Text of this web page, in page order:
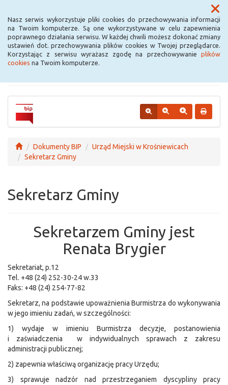
Nasz serwis wykorzystuje pliki cookies do przechowywania informacji
na Twoim komputerze. Są one wykorzystywane w celu zapewnienia
poprawnego działania serwisu. W każdej chwili możesz dokonać zmiany
ustawień dot. przechowywania plików cookies w Twojej przeglądarce.
Korzystając z serwisu wyrażasz zgodę na przechowywanie plików
cookies na Twoim komputerze.
Menu
Urząd Miejski w
Krośniewicach
Dokumenty BIP
Urząd Miejski w Krośniewicach
Sekretarz Gminy
Sekretarz Gminy
Sekretarzem Gminy jest
Renata Brygier
Sekretariat, p.12
Tel. +48 (24) 252-30-24 w.33
Faks: +48 (24) 254-77-82
Sekretarz, na podstawie upoważnienia Burmistrza do wykonywania
w jego imieniu zadań, w szczególności:
1) wydaje w imieniu Burmistrza decyzje, postanowienia
i zaświadczenia w indywidualnych sprawach z zakresu
administracji publicznej;
2) zapewnia właściwą organizację pracy Urzędu;
3) sprawuje nadzór nad przestrzeganiem dyscypliny pracy